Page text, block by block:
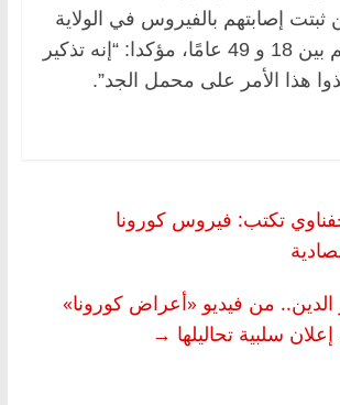
ثبتت إصابتهم بالفيروس في الولاية
تتراوح أعمارهم بين 18 و 49 عامًا، مؤكدا: “إنه تذكير
هذا الأمر على محمل الجد”.
تكتب: فيروس كورونا
من فيديو «أعراض كورونا»
سلبية تحاليلها →